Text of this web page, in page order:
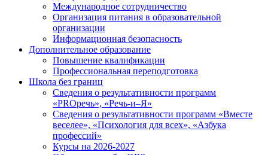
Международное сотрудничество
Организация питания в образовательной
организации
Информационная безопасность
Дополнительное образование
Повышение квалификации
Профессиональная переподготовка
Школа без границ
Сведения о результативности программ
«PROречь», «Речь-и–Я»
Сведения о результативности программ «Вместе
веселее», «Психология для всех», «Азбука
профессий»
Курсы на 2026-2027